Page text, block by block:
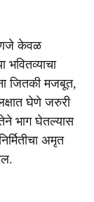
केवळ
भवितव्याचा
जितकी मजबूत,
घेणे जरुरी
भाग घेतल्यास
अमृत